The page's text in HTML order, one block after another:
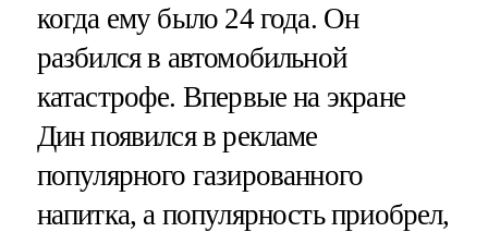
когда ему было 24 года. Он
разбился в автомобильной
катастрофе. Впервые на экране
Дин появился в рекламе
популярного газированного
напитка, а популярность приобрел,